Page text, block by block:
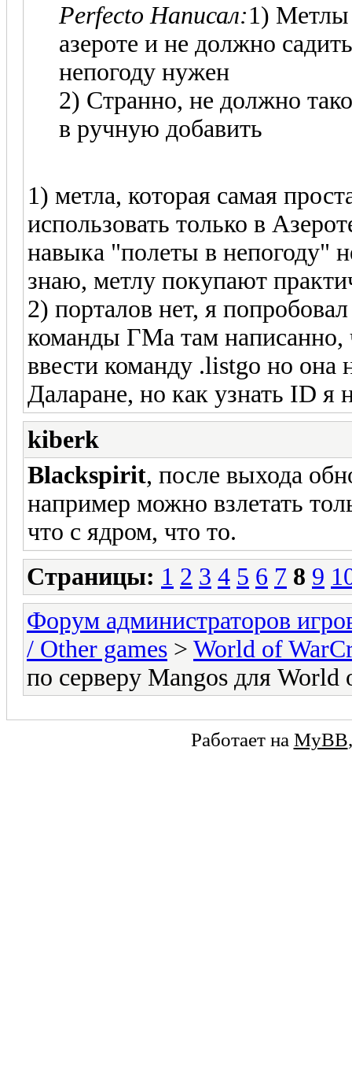
Perfecto Написал:1) Метлы
азероте и не должно
непогоду нужен
2) Странно, не должно
в ручную добавить
1) метла, которая самая
использовать только в
навыка "полеты в непогоду"
знаю, метлу покупают
2) порталов нет, я
команды ГМа там написанно,
ввести команду .listgo но она
Даларане, но как узнать ID я
kiberk
Blackspirit, после выхода
например можно взлетать
что с ядром, что то.
Страницы: 1 2 3 4 5 6 7 8 9
Форум администраторов
/ Other games > World of
по серверу Mangos для World
Работает на MyBB